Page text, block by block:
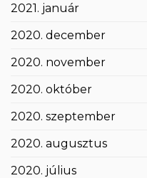
2021. január
2020. december
2020. november
2020. október
2020. szeptember
2020. augusztus
2020. július